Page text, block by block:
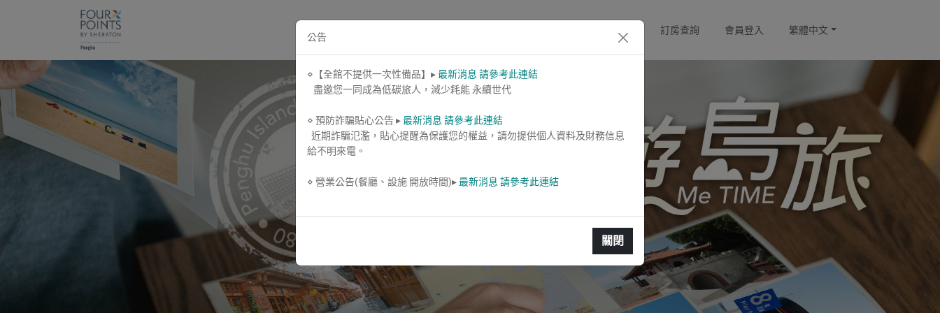
訂房查詢 會員登入 繁體中文
公告
⋄【全館不提供一次性備品】▸最新消息 請參考此連結
盡邀您一同成為低碳旅人，減少耗能 永續世代
⋄ 預防詐騙貼心公告 ▸最新消息 請參考此連結
近期詐騙氾濫，貼心提醒為保護您的權益，請勿提供個人資料及財務信息
給不明來電。
⋄ 營業公告(餐廳、設施 開放時間)▸最新消息 請參考此連結
關閉